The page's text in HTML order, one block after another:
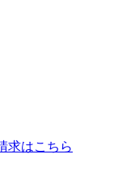
求はこちら